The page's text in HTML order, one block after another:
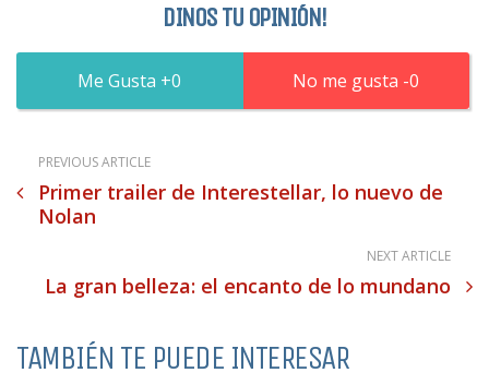
DINOS TU OPINIÓN!
0 0
PREVIOUS ARTICLE
Primer trailer de Interestellar, lo nuevo de
Nolan
NEXT ARTICLE
La gran belleza: el encanto de lo mundano
TAMBIÉN TE PUEDE INTERESAR